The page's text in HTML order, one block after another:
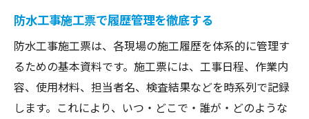
防水工事施工票で履歴管理を徹底する
防水工事施工票は、各現場の施工履歴を体系的に管理す
るための基本資料です。施工票には、工事日程、作業内
容、使用材料、担当者名、検査結果などを時系列で記録
します。これにより、いつ・どこで・誰が・どのような